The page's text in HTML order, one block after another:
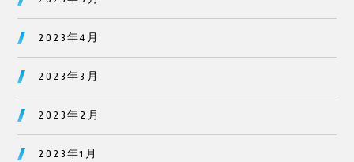
2023年4月
2023年3月
2023年2月
2023年1月